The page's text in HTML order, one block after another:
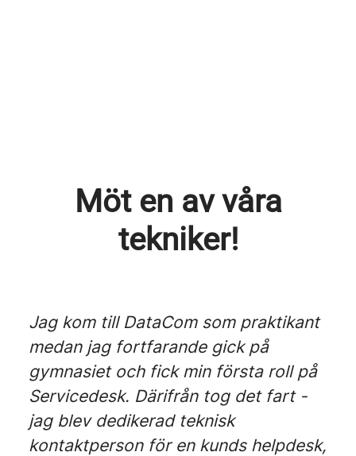
Möt en av våra
tekniker!
Jag kom till DataCom som praktikant
medan jag fortfarande gick på
gymnasiet och fick min första roll på
Servicedesk. Därifrån tog det fart -
jag blev dedikerad teknisk
kontaktperson för en kunds helpdesk,